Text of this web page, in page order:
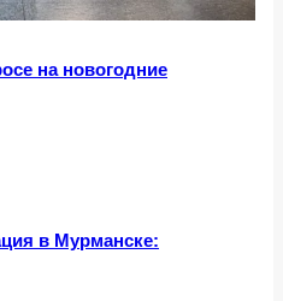
на новогодние
в Мурманске: